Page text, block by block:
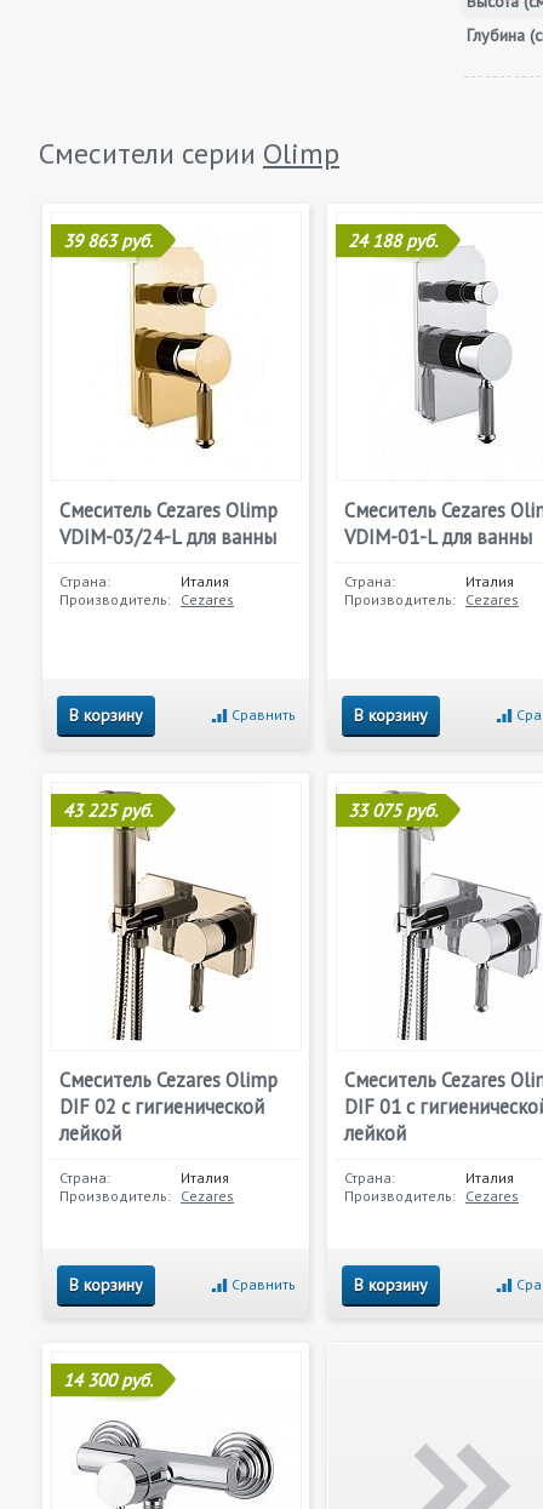
Глубина
Смесители серии Olimp
39 863 руб.
Смеситель Cezares Olimp
VDIM-03/24-L для ванны
Страна:
Италия
Производитель: Cezares
В корзину Сравнить
24 188 руб.
Смеситель Cezares
VDIM-01-L для ванны
Страна:
Италия
Производитель: Cezares
В корзину
43 225 руб.
Смеситель Cezares Olimp
DIF 02 с гигиенической
лейкой
Страна:
Италия
Производитель: Cezares
В корзину Сравнить
33 075 руб.
Смеситель Cezares
DIF 01 с
лейкой
Страна:
Италия
Производитель: Cezares
В корзину
14 300 руб.